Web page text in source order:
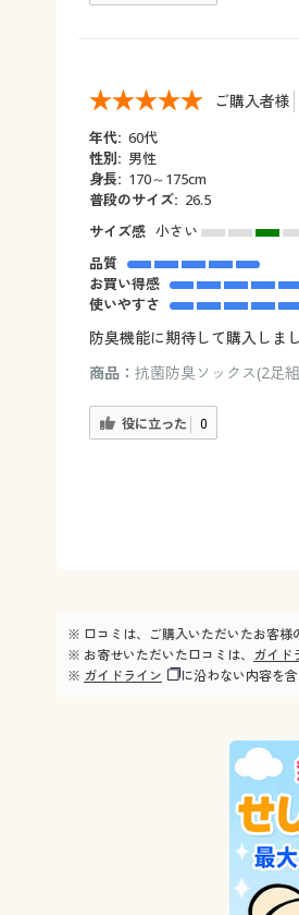
ご購入者様
年代: 60代
性別: 男性
身長: 170～175cm
普段のサイズ: 26.5
サイズ感 小さい
品質
お買い得感
使いやすさ
防臭機能に期待して購入しま
商品： 抗菌防臭ソックス(2足
役に立った 0
※ 口コミは、ご購入いただいたお客様
※ お寄せいただいた口コミは、 ガイド
※ ガイドライン に沿わない内容を